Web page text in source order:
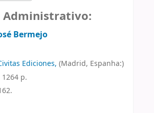
Administrativo:
Bermejo
Ediciones, (Madrid, Espanha:)
1264 p.